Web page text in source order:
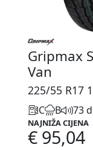
Gripmax
Van
225/55 R17
C B 73
NAJNIŽA CIJENA
€ 95,04